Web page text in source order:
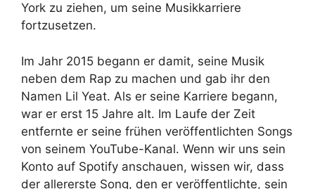
York zu ziehen, um seine Musikkarriere
fortzusetzen.
Im Jahr 2015 begann er damit, seine Musik
neben dem Rap zu machen und gab ihr den
Namen Lil Yeat. Als er seine Karriere begann,
war er erst 15 Jahre alt. Im Laufe der Zeit
entfernte er seine frühen veröffentlichten Songs
von seinem YouTube-Kanal. Wenn wir uns sein
Konto auf Spotify anschauen, wissen wir, dass
der allererste Song, den er veröffentlichte, sein